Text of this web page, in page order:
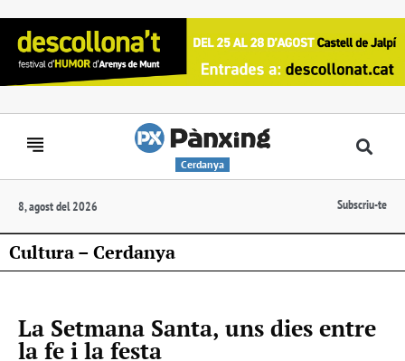
Cerdanya
8, agost del 2026 Subscriu-te
Cultura – Cerdanya
La Setmana Santa, uns dies entre
la fe i la festa